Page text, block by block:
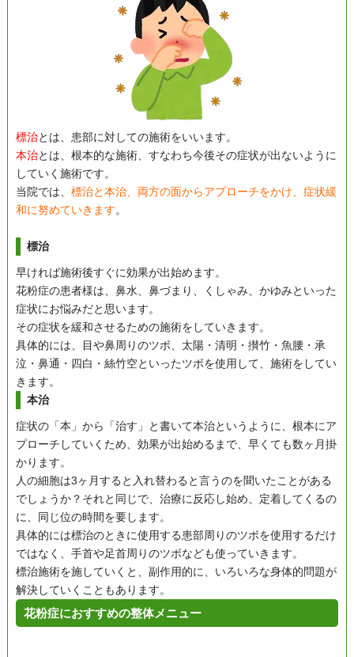
標治とは、患部に対しての施術をいいます。
本治とは、根本的な施術、すなわち今後その症状が出ないように
していく施術です。
当院では、 標治と本治、両方の面からアプローチをかけ、症状緩
和に努めていきます。
標治
早ければ施術後すぐに効果が出始めます。
花粉症の患者様は、鼻水、鼻づまり、くしゃみ、かゆみといった
症状にお悩みだと思います。
その症状を緩和させるための施術をしていきます。
具体的には、目や鼻周りのツボ、太陽・清明・攅竹・魚腰・承
泣・鼻通・四白・絲竹空といったツボを使用して、施術をしてい
きます。
本治
症状の「本」から「治す」と書いて本治というように、根本にア
プローチしていくため、効果が出始めるまで、早くても数ヶ月掛
かります。
人の細胞は3ヶ月すると入れ替わると言うのを聞いたことがある
でしょうか？それと同じで、治療に反応し始め、定着してくるの
に、同じ位の時間を要します。
具体的には標治のときに使用する患部周りのツボを使用するだけ
ではなく、手首や足首周りのツボなども使っていきます。
標治施術を施していくと、副作用的に、いろいろな身体的問題が
解決していくこともあります。
花粉症におすすめの整体メニュー